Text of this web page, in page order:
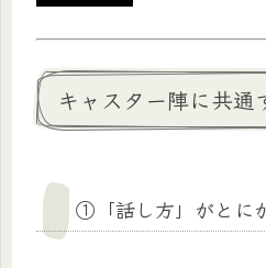
キャスター陣に共通
①「話し方」がとに